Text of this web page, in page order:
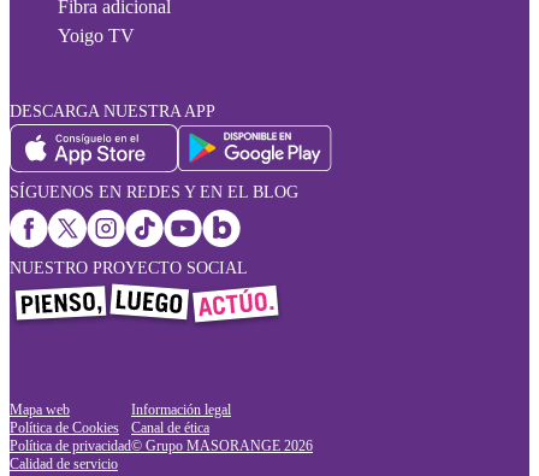
Fibra adicional
Yoigo TV
DESCARGA NUESTRA APP
SÍGUENOS EN REDES Y EN EL BLOG
NUESTRO PROYECTO SOCIAL
Mapa web
Política de Cookies
Política de privacidad
Calidad de servicio
Información legal
Canal de ética
© Grupo MASORANGE 2026